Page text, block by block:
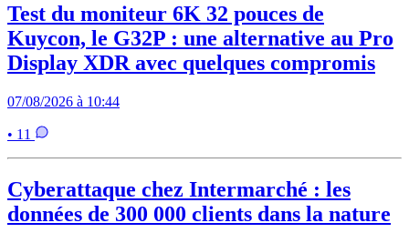
Test du moniteur 6K 32 pouces de
Kuycon, le G32P : une alternative au Pro
Display XDR avec quelques compromis
07/08/2026 à 10:44
• 11
Cyberattaque chez Intermarché : les
données de 300 000 clients dans la nature